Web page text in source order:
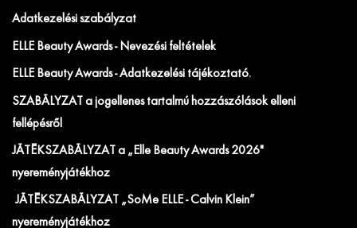
Adatkezelési szabályzat
ELLE Beauty Awards - Nevezési feltételek
ELLE Beauty Awards - Adatkezelési tájékoztató.
SZABÁLYZAT a jogellenes tartalmú hozzászólások elleni
fellépésről
JÁTÉKSZABÁLYZAT a „Elle Beauty Awards 2026"
nyereményjátékhoz
JÁTÉKSZABÁLYZAT „SoMe ELLE - Calvin Klein”
nyereményjátékhoz